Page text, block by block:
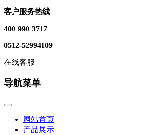
客户服务热线
400-990-3717
0512-52994109
在线客服
导航菜单
网站首页
产品展示